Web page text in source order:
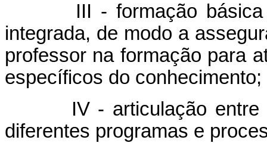
III - formação básica
integrada, de modo a
professor na formação para
específicos do conhecimento;
IV - articulação entre
diferentes programas e